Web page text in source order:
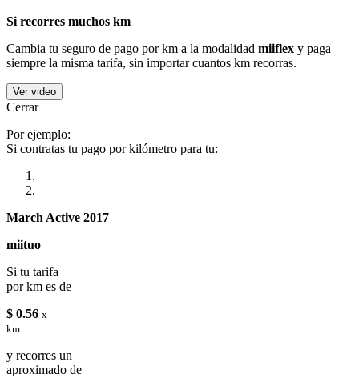
Si recorres muchos km
Cambia tu seguro de pago por km a la modalidad miiflex y paga
siempre la misma tarifa, sin importar cuantos km recorras.
Ver video
Cerrar
Por ejemplo:
Si contratas tu pago por kilómetro para tu:
March Active 2017
miituo
Si tu tarifa
por km es de
$ 0.56 x
km
y recorres un
aproximado de